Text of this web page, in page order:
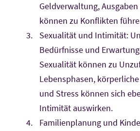
Geldverwaltung,
können zu Konflikten
Sexualität und Intimität:
Bedürfnisse und
Sexualität können zu
Lebensphasen,
und Stress können sich
Intimität auswirken.
Familienplanung und